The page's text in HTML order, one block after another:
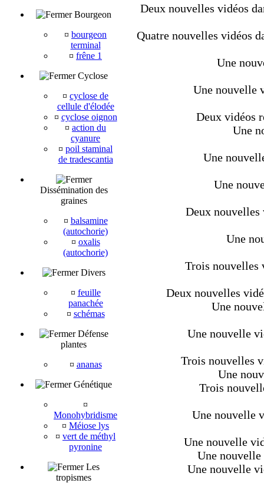
Bourgeon
¤ bourgeon
terminal
¤ frêne 1
Cyclose
¤ cyclose de
cellule d'élodée
¤ cyclose oignon
¤ action du
cyanure
¤ poil staminal
de tradescantia
Dissémination des
graines
¤ balsamine
(autochorie)
¤ oxalis
(autochorie)
Divers
¤ feuille
panachée
¤ schémas
Défense
plantes
¤ ananas
Génétique
¤
Monohybridisme
¤ Méiose lys
¤ vert de méthyl
pyronine
Les
tropismes
Deux nouvelles vidéos
Quatre nouvelles vidéos
Une
Une nouvelle
Deux vidéos
Une
Une
Une
Deux nouvelles
Une
Trois nouvelles
Deux nouvelles
Une
Une nouvelle
Trois nouvelles
Une
Trois
Une nouvelle
Une nouvelle
Une
Une nouvelle